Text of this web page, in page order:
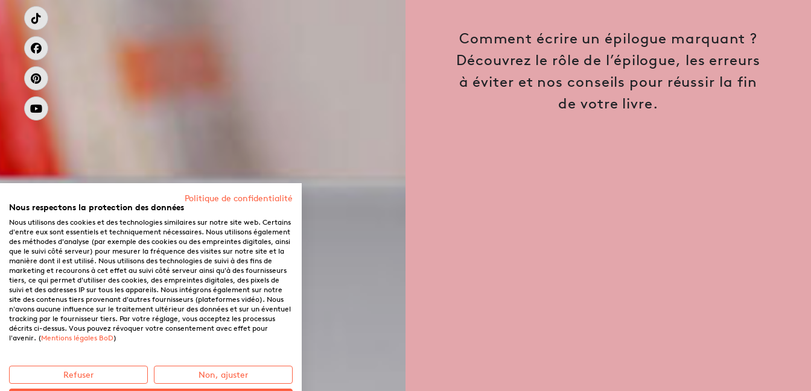
Comment écrire un épilogue marquant ?
Découvrez le rôle de l’épilogue, les erreurs
à éviter et nos conseils pour réussir la fin
de votre livre.
Politique de confidentialité
Nous respectons la protection des données
Nous utilisons des cookies et des technologies similaires sur notre site web. Certains
d'entre eux sont essentiels et techniquement nécessaires. Nous utilisons également
des méthodes d'analyse (par exemple des cookies ou des empreintes digitales, ainsi
que le suivi côté serveur) pour mesurer la fréquence des visites sur notre site et la
manière dont il est utilisé. Nous utilisons des technologies de suivi à des fins de
marketing et recourons à cet effet au suivi côté serveur ainsi qu'à des fournisseurs
tiers, ce qui permet d'utiliser des cookies, des empreintes digitales, des pixels de
suivi et des adresses IP sur tous les appareils. Nous intégrons également sur notre
site des contenus tiers provenant d'autres fournisseurs (plateformes vidéo). Nous
n'avons aucune influence sur le traitement ultérieur des données et sur un éventuel
tracking par le fournisseur tiers. Par votre réglage, vous acceptez les processus
décrits ci-dessus. Vous pouvez révoquer votre consentement avec effet pour
l'avenir. (Mentions légales BoD)
Refuser Non, ajuster